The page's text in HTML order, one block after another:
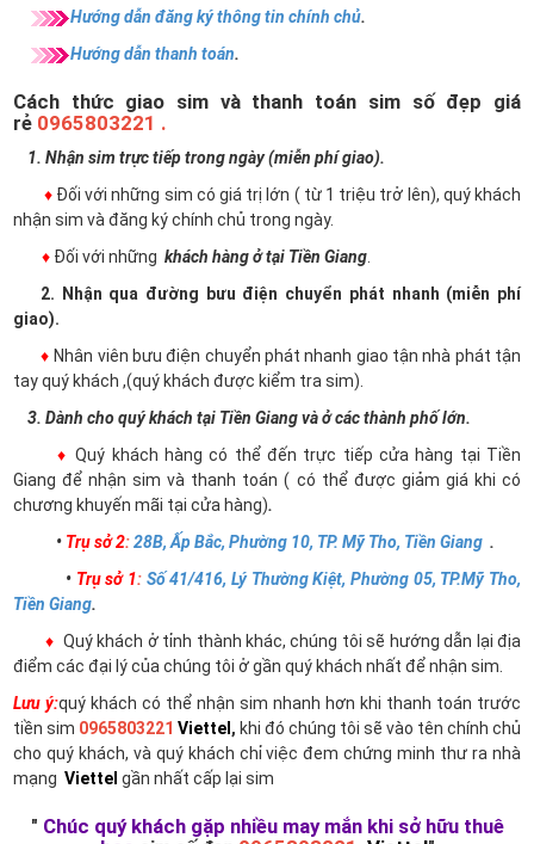
Hướng dẫn đăng ký thông tin chính chủ.
Hướng dẫn thanh toán.
Cách thức giao sim và thanh toán sim số đẹp giá
rẻ 0965803221 .
1. Nhận sim trực tiếp trong ngày (miễn phí giao).
♦ Đối với những sim có giá trị lớn ( từ 1 triệu trở lên), quý khách
nhận sim và đăng ký chính chủ trong ngày.
♦ Đối với những khách hàng ở tại Tiền Giang
2. Nhận qua đường bưu điện chuyển phát nhanh (miễn phí
giao).
♦ Nhân viên bưu điện chuyển phát nhanh giao tận nhà phát tận
tay quý khách ,(quý khách được kiểm tra sim).
3. Dành cho quý khách tại Tiền Giang và ở các thành phố lớn.
♦ Quý khách hàng có thể đến trực tiếp cửa hàng tại Tiền
Giang để nhận sim và thanh toán ( có thể được giảm giá khi có
chương khuyến mãi tại cửa hàng).
• Trụ sở 2:28B, Ấp Bắc, Phường 10, TP. Mỹ Tho, Tiền Giang .
• Trụ sở 1: Số 41/416, Lý Thường Kiệt, Phường 05, TP.Mỹ Tho,
Tiền Giang.
♦ Quý khách ở tỉnh thành khác, chúng tôi sẽ hướng dẫn lại địa
điểm các đại lý của chúng tôi ở gần quý khách nhất để nhận sim.
Lưu ý:quý khách có thể nhận sim nhanh hơn khi thanh toán trước
tiền sim 0965803221 Viettel , khi đó chúng tôi sẽ vào tên chính chủ
cho quý khách, và quý khách chỉ việc đem chứng minh thư ra nhà
mạng Viettel gần nhất cấp lại sim
" Chúc quý khách gặp nhiều may mắn khi sở hữu thuê